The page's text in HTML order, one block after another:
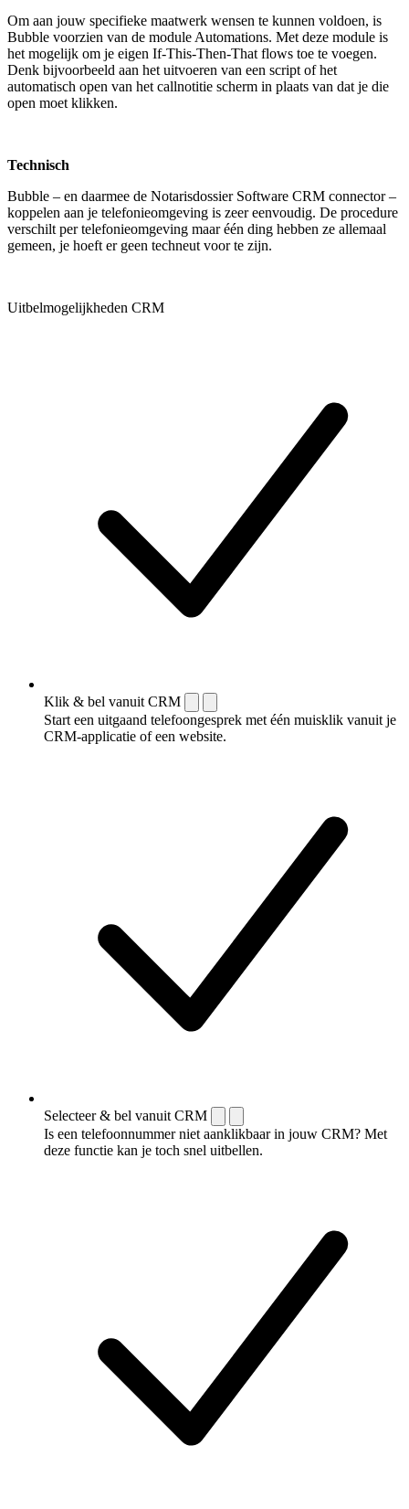
Om aan jouw specifieke maatwerk wensen te kunnen voldoen, is
Bubble voorzien van de module Automations. Met deze module is
het mogelijk om je eigen If-This-Then-That flows toe te voegen.
Denk bijvoorbeeld aan het uitvoeren van een script of het
automatisch open van het callnotitie scherm in plaats van dat je die
open moet klikken.
Technisch
Bubble – en daarmee de Notarisdossier Software CRM connector –
koppelen aan je telefonieomgeving is zeer eenvoudig. De procedure
verschilt per telefonieomgeving maar één ding hebben ze allemaal
gemeen, je hoeft er geen techneut voor te zijn.
Uitbelmogelijkheden CRM
Klik & bel vanuit CRM
Start een uitgaand telefoongesprek met één muisklik vanuit je
CRM-applicatie of een website.
Selecteer & bel vanuit CRM
Is een telefoonnummer niet aanklikbaar in jouw CRM? Met
deze functie kan je toch snel uitbellen.